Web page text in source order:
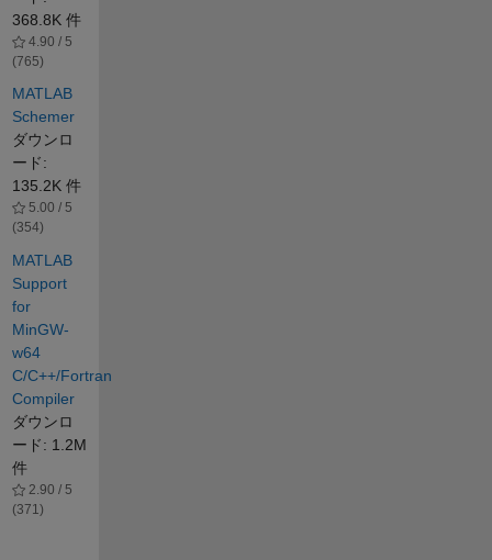
368.8K 件
4.90 / 5
(765)
MATLAB
Schemer
ダウンロ
ード:
135.2K 件
5.00 / 5
(354)
MATLAB
Support
for
MinGW-
w64
C/C++/Fortran
Compiler
ダウンロ
ード: 1.2M
件
2.90 / 5
(371)